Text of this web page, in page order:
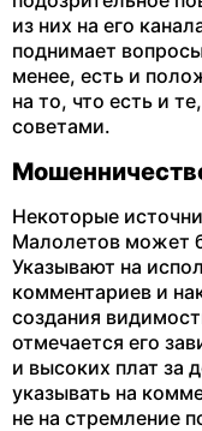
из них на его
поднимает
менее, есть и
на то, что есть и
советами​.
Некоторые
Малолетов может
Указывают на
комментариев и
создания
отмечается его
и высоких плат за
указывать на
не на стремление